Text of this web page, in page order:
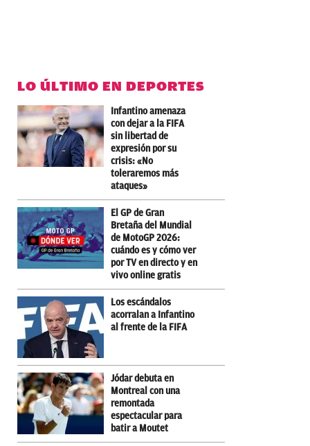
LO ÚLTIMO EN DEPORTES
Infantino amenaza
con dejar a la FIFA
sin libertad de
expresión por su
crisis: «No
toleraremos más
ataques»
El GP de Gran
Bretaña del Mundial
de MotoGP 2026:
cuándo es y cómo ver
por TV en directo y en
vivo online gratis
Los escándalos
acorralan a Infantino
al frente de la FIFA
Jódar debuta en
Montreal con una
remontada
espectacular para
batir a Moutet